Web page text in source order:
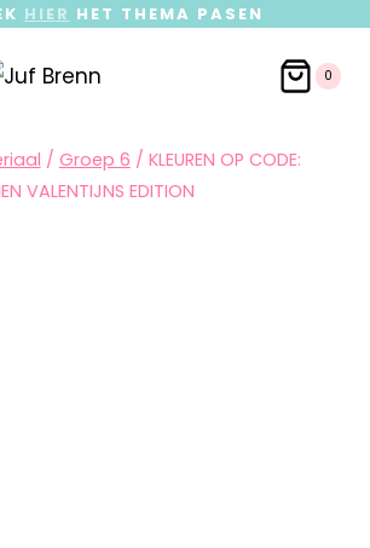
HIER HET THEMA PASEN
0
/ Groep 6 / KLEUREN OP CODE:
VALENTIJNS EDITION